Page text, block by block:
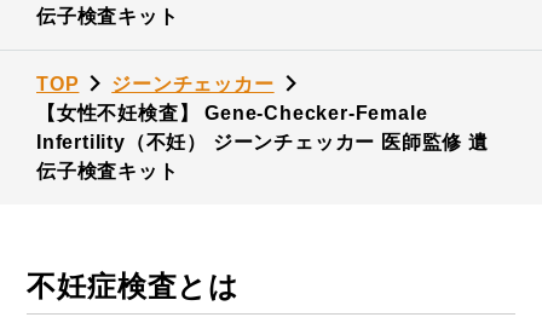
伝子検査キット
TOP
ジーンチェッカー
【女性不妊検査】 Gene-Checker-Female
Infertility（不妊） ジーンチェッカー 医師監修 遺
伝子検査キット
不妊症検査とは